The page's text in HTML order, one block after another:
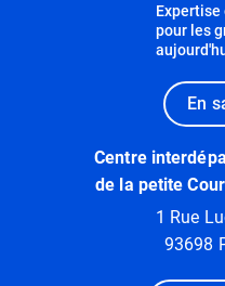
pour les
En
Centre
de la petite
1 Rue
93698